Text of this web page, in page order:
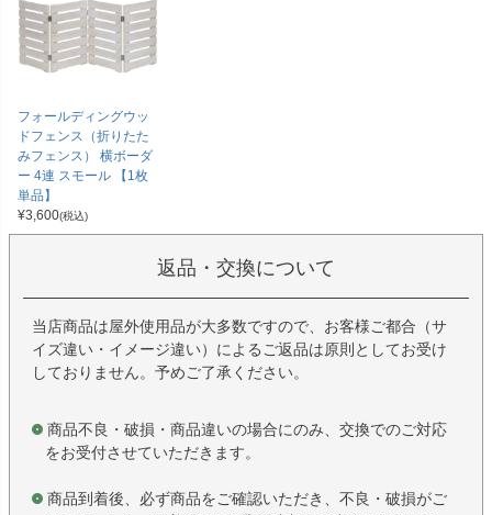
フォールディングウッ
ドフェンス（折りたた
みフェンス） 横ボーダ
ー 4連 スモール 【1枚
単品】
¥3,600(税込)
返品・交換について
当店商品は屋外使用品が大多数ですので、お客様ご都合（サ
イズ違い・イメージ違い）によるご返品は原則としてお受け
しておりません。予めご了承ください。
商品不良・破損・商品違いの場合にのみ、交換でのご対応
をお受付させていただきます。
商品到着後、必ず商品をご確認いただき、不良・破損がご